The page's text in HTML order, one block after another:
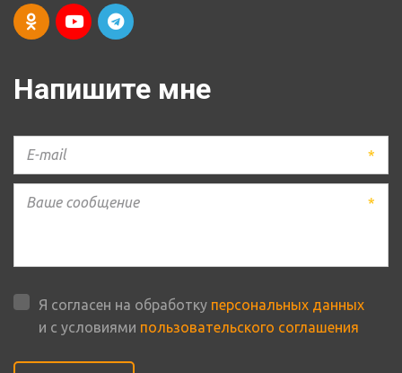
Напишите мне
*
*
Я согласен на обработку персональных данных
и с условиями пользовательского соглашения